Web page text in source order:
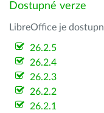
Dostupné verze
LibreOffice je
26.2.5
26.2.4
26.2.3
26.2.2
26.2.1